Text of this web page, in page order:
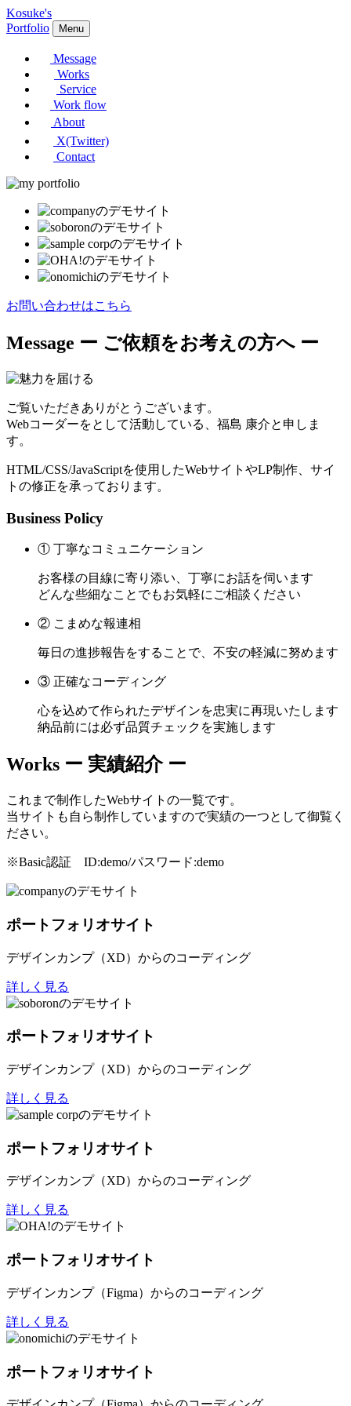
Kosuke's
Portfolio
Menu
Message
Works
Service
Work flow
About
X(Twitter)
Contact
お問い合わせはこちら
Message ー ご依頼をお考えの方へ ー
ご覧いただきありがとうございます。
Webコーダーをとして活動している、福島 康介と申しま
す。
HTML/CSS/JavaScriptを使用したWebサイトやLP制作、サイ
トの修正を承っております。
Business Policy
① 丁寧なコミュニケーション
お客様の目線に寄り添い、丁寧にお話を伺います
どんな些細なことでもお気軽にご相談ください
② こまめな報連相
毎日の進捗報告をすることで、不安の軽減に努めます
③ 正確なコーディング
心を込めて作られたデザインを忠実に再現いたします
納品前には必ず品質チェックを実施します
Works ー 実績紹介 ー
これまで制作したWebサイトの一覧です。
当サイトも自ら制作していますので実績の一つとして御覧く
ださい。
※Basic認証 ID:demo/パスワード:demo
ポートフォリオサイト
デザインカンプ（XD）からのコーディング
詳しく見る
ポートフォリオサイト
デザインカンプ（XD）からのコーディング
詳しく見る
ポートフォリオサイト
デザインカンプ（XD）からのコーディング
詳しく見る
ポートフォリオサイト
デザインカンプ（Figma）からのコーディング
詳しく見る
ポートフォリオサイト